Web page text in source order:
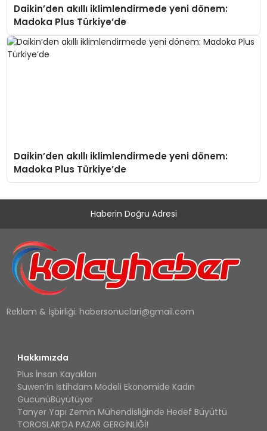
Daikin’den akıllı iklimlendirmede yeni dönem:
Madoka Plus Türkiye’de
Daikin’den akıllı iklimlendirmede yeni dönem:
Madoka Plus Türkiye’de
Haberin Doğru Adresi
Reklam & İşbirliği: habersonuclari@gmail.com
Hakkımızda
Plus İnsan Kayakları
Suwen’in İstihdam Modeli Ekonomide Kadın
GücünüBüyütüyor
Tanyer Yapı Zemin Mühendisliğinde Hedef Büyüttü
TOROSLAR’DA PAZAR GERGİNLİĞİ!